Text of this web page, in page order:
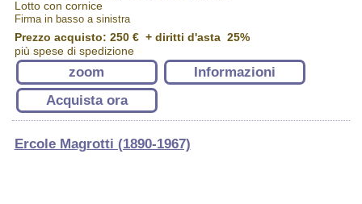
Lotto con cornice
Firma in basso a sinistra
Prezzo acquisto: 250 €+ diritti d'asta 25%
più spese di spedizione
zoom
Informazioni
Acquista ora
Ercole Magrotti (1890-1967)